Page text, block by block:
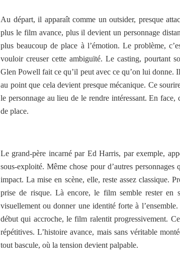
Au départ, il apparaît comme un outsider, presque
plus le film avance, plus il devient un personnage
plus beaucoup de place à l’émotion. Le problème,
vouloir creuser cette ambiguïté. Le casting, pourtant
Glen Powell fait ce qu’il peut avec ce qu’on lui donne.
au point que cela devient presque mécanique. Ce
le personnage au lieu de le rendre intéressant. En face,
de place.
Le grand-père incarné par Ed Harris, par exemple,
sous-exploité. Même chose pour d’autres
impact. La mise en scène, elle, reste assez classique.
prise de risque. Là encore, le film semble rester en
visuellement ou donner une identité forte à
début qui accroche, le film ralentit progressivement.
répétitives. L’histoire avance, mais sans véritable
tout bascule, où la tension devient palpable.